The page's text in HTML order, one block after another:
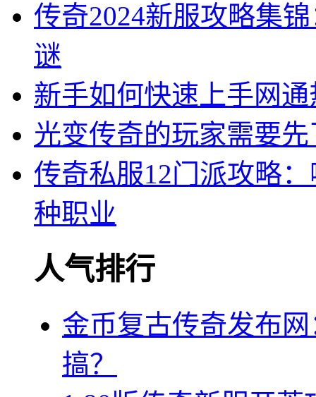
传奇2024新服攻略集
谜
新手如何快速上手网
光变传奇的玩家需要
传奇私服12门派攻略
种职业
人气排行
金币复古传奇发布
搞？